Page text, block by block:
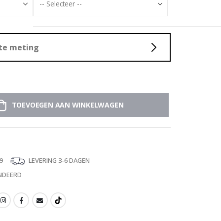
meting
TOEVOEGEN AAN WINKELWAGEN
LEVERING 3-6 DAGEN